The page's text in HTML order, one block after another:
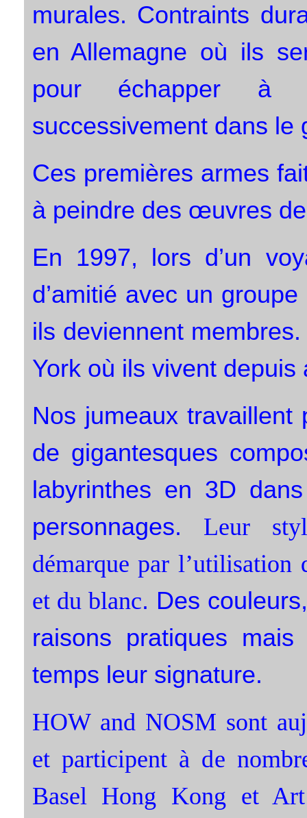
murales. Contraints
en Allemagne où ils
pour échapper à
successivement dans le
Ces premières armes
à peindre des œuvres
En 1997, lors d’un
d’amitié avec un
ils deviennent
York où ils vivent
Nos jumeaux
de gigantesques
labyrinthes en 3D
personnages. Leur
démarque par
et du blanc. Des
raisons pratiques
temps leur signature.
HOW and NOSM sont
et participent à de
Basel Hong Kong et